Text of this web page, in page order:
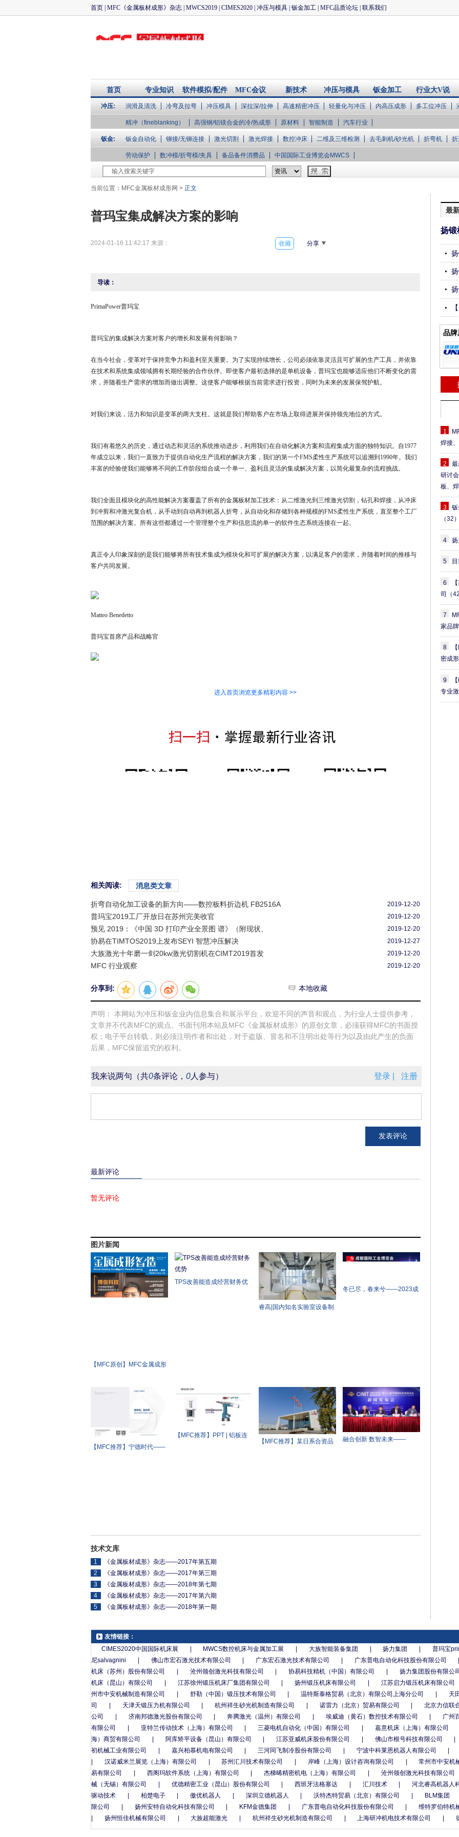
首页 MFC《金属板材成形》杂志 MWCS2019 CIMES2020 冲压与模具 钣金加工 MFC品质论坛 联系我们
首页 专业知识 软件模拟/配件 MFC会议 新技术 冲压与模具 钣金加工 行业大V说
企业库
冲压: 润滑及清洗 冷弯及拉弯 冲压模具 深拉深/拉伸 高速精密冲压 轻量化与冲压 内高压成形 多工位冲压
精冲（fineblanking） 高强钢/铝镁合金的冷/热成形 原材料 智能制造 汽车行业
钣金: 钣金自动化 铆接/无铆连接 激光切割 激光焊接 数控冲床 二维及三维检测 去毛刺机/砂光机 折弯机
劳动保护 数冲模/折弯模/夹具 备品备件消费品 中国国际工业博览会MWCS
当前位置： MFC金属板材成形网 > 正文
普玛宝集成解决方案的影响
2024-01-16 11:42:17 来源： 收藏 分享
导读：
PrimaPower普玛宝
普玛宝的集成解决方案对客户的增长和发展有何影响？
在当今社会，变革对于保持竞争力和盈利至关重要。为了实现持续增长，公司必须依靠灵活且可扩展的生产工具，并依靠
在技术和系统集成领域拥有长期经验的合作伙伴。即使客户最初选择的是单机设备，普玛宝也能够适应他们不断变化的需
求，并随着生产需求的增加而做出调整。这使客户能够根据当前需求进行投资，同时为未来的发展保驾护航。
对我们来说，活力和知识是变革的两大支柱。这就是我们帮助客户在市场上取得进展并保持领先地位的方式。
我们有着悠久的历史，通过动态和灵活的系统推动进步，利用我们在自动化解决方案和流程集成方面的独特知识。自1977
年成立以来，我们一直致力于提供自动化生产流程的解决方案，我们的第一个FMS柔性生产系统可以追溯到1990年。我们
丰富的经验使我们能够将不同的工作阶段组合成一个单一、盈利且灵活的集成解决方案，以简化最复杂的流程挑战。
我们全面且模块化的高性能解决方案覆盖了所有的金属板材加工技术：从二维激光到三维激光切割，钻孔和焊接，从冲床
到冲剪和冲激光复合机，从手动到自动再到机器人折弯，从自动化和存储到各种规模的FMS柔性生产系统，直至整个工厂
范围的解决方案。所有这些都通过一个管理整个生产和信息流的单一的软件生态系统连接在一起。
真正令人印象深刻的是我们能够将所有技术集成为模块化和可扩展的解决方案，以满足客户的需求，并随着时间的推移与
客户共同发展。
Matteo Benedetto
普玛宝首席产品和战略官
进入首页浏览更多精彩内容 >>
相关阅读: 消息类文章
折弯自动化加工设备的新方向——数控板料折边机 FB2516A 2019-12-20
普玛宝2019工厂开放日在苏州完美收官 2019-12-20
预见 2019：《中国 3D 打印产业全景图 谱》（附现状、 2019-12-20
协易在TIMTOS2019上发布SEYI 智慧冲压解决 2019-12-27
大族激光十年磨一剑20kw激光切割机在CIMT2019首发 2019-12-20
MFC 行业观察 2019-12-20
分享到: 本地收藏
声明： 本网站为冲压和钣金业内信息集合和展示平台，欢迎不同的声音和观点，为行业人士提供参考，
文章并不代表MFC的观点。书面刊用本站及MFC《金属板材成形》的原创文章，必须获得MFC的书面授
权；电子平台转载，则必须注明作者和出处，对于盗版、冒名和不注明出处等行为以及由此产生的负面
后果，MFC保留追究的权利。
我来说两句 （共0条评论， 0人参与） 注册
登录 |
最新评论
暂无评论
图片新闻
【MFC原创】MFC金属成形
TPS改善能造成经营财务优
睿高|国内知名实验室设备制
冬已尽，春来兮——2023成
【MFC推荐】宁德时代——
【MFC推荐】PPT | 铝板连
【MFC推荐】某日系合资品
融合创新 数智未来——
技术文库
1
《金属板材成形》杂志——2017年第五期
2
《金属板材成形》杂志——2017年第三期
3
《金属板材成形》杂志——2018年第七期
4
《金属板材成形》杂志——2017年第六期
5
《金属板材成形》杂志——2018年第一期
最
扬锻
品牌
1
焊接
2
研讨
板、
3
钣
（32）
4
5
6
司
（
7
家品
8
密成
9
专业
友情链接：
CIMES2020中国国际机床展
MWCS数控机床与金属加工展 大族智能装备集团 扬力集团 普玛宝
尼salvagnini
佛山市宏石激光技术有限公司 广东宏石激光技术有限公司 广东普电自动化科技股份有限公司
机床（苏州）股份有限公司
沧州领创激光科技有限公司 协易科技精机（中国）有限公司 扬力集团股份有限公司
机床（昆山）有限公司
江苏徐州锻压机床厂集团有限公司 扬州锻压机床有限公司 江苏启力锻压机床有限公司
州市中安机械制造有限公司
舒勒（中国）锻压技术有限公司 温特斯泰格贸易（北京）有限公司上海分公司 天
司
天津天锻压力机有限公司 杭州祥生砂光机制造有限公司 诺雷力（北京）贸易有限公司 北京力信联
公司
济南邦德激光股份有限公司 奔腾激光（温州）有限公司 埃威迪（黄石）数控技术有限公司 广州
有限公司
亚特兰传动技术（上海）有限公司 三菱电机自动化（中国）有限公司 嘉意机床（上海）有限公司
海）商贸有限公司
阿库矫平设备（昆山）有限公司 江苏亚威机床股份有限公司 佛山市根号科技有限公司
初机械工业有限公司
嘉兴柏慕机电有限公司 三河同飞制冷股份有限公司 宁波中科莱恩机器人有限公司
汉诺威米兰展览（上海）有限公司 苏州汇川技术有限公司 岸峰（上海）设计咨询有限公司 常州市中安机
易有限公司
西阁玛软件系统（上海）有限公司 杰梯晞精密机电（上海）有限公司 沧州领创激光科技有限公司
械（无锡）有限公司
优德精密工业（昆山）股份有限公司 西班牙法格塞达 汇川技术 河北睿高机器人
驱动技术
柏楚电子 傲优机器人 深圳立德机器人 沃特杰特贸易（北京）有限公司 BLM集团
限公司
扬州安特自动化科技有限公司 KFM金德集团 广东普电自动化科技股份有限公司 维特罗伯特机
扬州恒佳机械有限公司 大族超能激光 杭州祥生砂光机制造有限公司 上海研冲机电技术有限公司